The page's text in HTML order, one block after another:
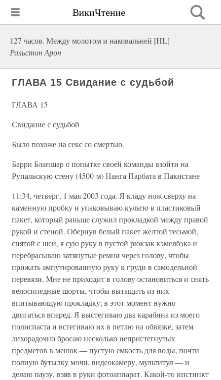
ВикиЧтение
127 часов. Между молотом и наковальней [HL]
Ральстон Арон
ГЛАВА 15 Свидание с судьбой
ГЛАВА 15
Свидание с судьбой
Было похоже на секс со смертью.
Барри Бланшар о попытке своей команды взойти на
Рупальскую стену (4500 м) Нанга Парбата в Пакистане
11:34, четверг, 1 мая 2003 года. Я кладу нож сверху на
каменную пробку и упаковываю культю в пластиковый
пакет, который раньше служил прокладкой между правой
рукой и стеной. Обернув белый пакет желтой тесьмой,
снятой с шеи, я сую руку в пустой рюкзак кэмелбэка и
перебрасываю затянутые ремни через голову, чтобы
прижать ампутированную руку к груди в самодельной
перевязи. Мне не приходит в голову остановиться и снять
велосипедные шорты, чтобы вытащить из них
впитывающую прокладку; в этот момент нужно
двигаться вперед. Я выстегиваю два карабина из моего
полиспаста и встегиваю их в петлю на обвязке, затем
лихорадочно бросаю несколько непристегнутых
предметов в мешок — пустую емкость для воды, почти
полную бутылку мочи, видеокамеру, мультитул — и
делаю паузу, взяв в руки фотоаппарат. Какой-то инстинкт